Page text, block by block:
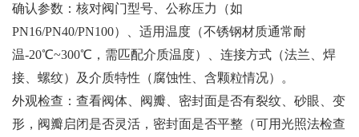
确认参数：核对阀门型号、公称压力（如
PN16/PN40/PN100）、适用温度（不锈钢材质通常耐
温-20℃~300℃，需匹配介质温度）、连接方式（法兰、焊
接、螺纹）及介质特性（腐蚀性、含颗粒情况）。
外观检查：查看阀体、阀瓣、密封面是否有裂纹、砂眼、变
形，阀瓣启闭是否灵活，密封面是否平整（可用光照法检查